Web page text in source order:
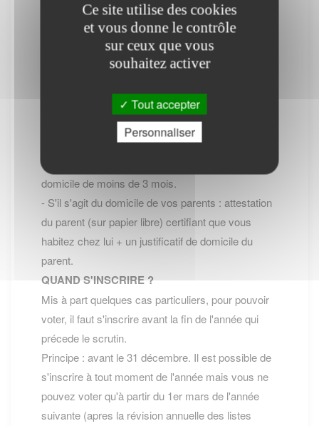
- Soit en se rendant à la Mairie avec les pieces
- Soit en ligne Inscription en ligne sur les listes
électorales (site service-public.fr)
- Formulaire de demande
- Carte d'identité ou passeport valide
- Justificatif de domicile :
- S'il s'agit de votre domicile : un justificatif de
domicile de moins de 3 mois.
- S'il s'agit du domicile de vos parents : attestation
du parent (sur papier libre) certifiant que vous
habitez chez lui + un justificatif de domicile du
parent.
QUAND S'INSCRIRE ?
Mis à part quelques cas particuliers, pour pouvoir
voter, il faut s'inscrire avant la fin de l'année qui
précede le scrutin.
Principe : avant le 31 décembre. Il est possible de
s'inscrire à tout moment de l'année mais vous ne
pouvez voter qu'à partir du 1er mars de l'année
suivante (apres la révision annuelle des listes
Ce site utilise des cookies
et vous donne le contrôle
sur ceux que vous
souhaitez activer
Tout accepter
Personnaliser